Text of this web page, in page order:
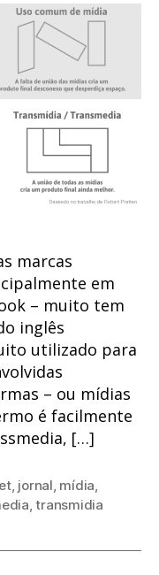
marcas
em
– muito tem
inglês
utilizado para
– ou mídias
é facilmente
[…]
, jornal, mídia,
,transmidia